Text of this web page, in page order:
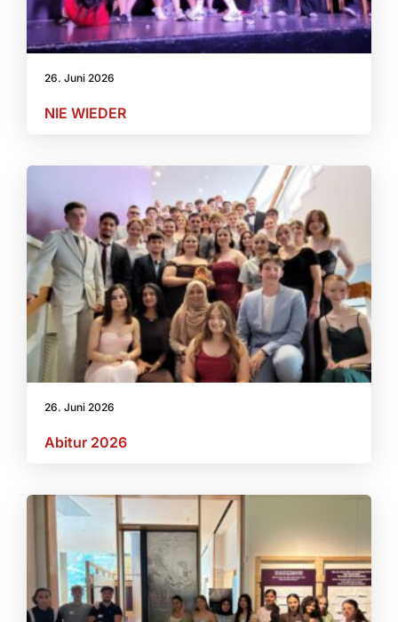
26. Juni 2026
NIE WIEDER
26. Juni 2026
Abitur 2026